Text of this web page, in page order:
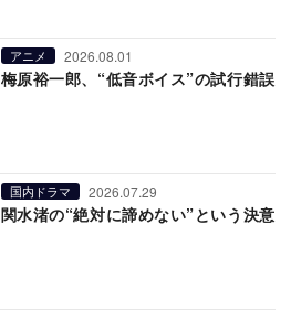
アニメ 2026.08.01
梅原裕一郎、“低音ボイス”の試行錯誤
国内ドラマ 2026.07.29
関水渚の“絶対に諦めない”という決意